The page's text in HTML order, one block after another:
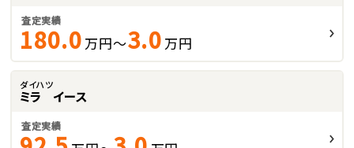
査定実績
180.0 万円～3.0 万円
ダイハツ
ミラ イース
査定実績